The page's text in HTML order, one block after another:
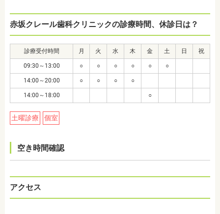
赤坂クレール歯科クリニックの診療時間、休診日は？
診療受付時間 月 火 水 木 金 土 日 祝
09:30～13:00 ○ ○ ○ ○ ○ ○
14:00～20:00 ○ ○ ○ ○
14:00～18:00 ○
土曜診療 個室
空き時間確認
アクセス